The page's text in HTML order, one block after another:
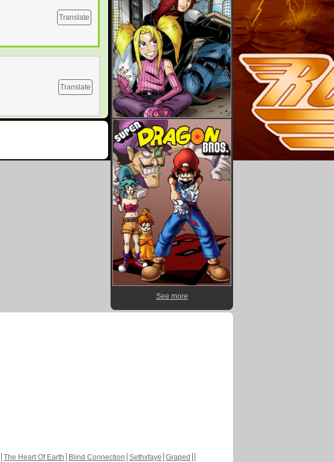
Translate
Translate
See more
The Heart Of Earth Blind Connection Sethxfaye Graped